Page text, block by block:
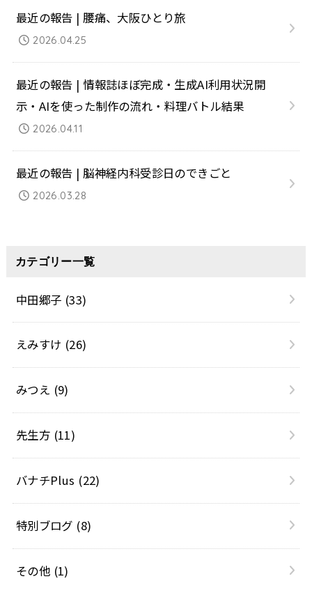
最近の報告 | 腰痛、大阪ひとり旅
2026.04.25
最近の報告 | 情報誌ほぼ完成・生成AI利用状況開
示・AIを使った制作の流れ・料理バトル結果
2026.04.11
最近の報告 | 脳神経内科受診日のできごと
2026.03.28
カテゴリー一覧
中田郷子 (33)
えみすけ (26)
みつえ (9)
先生方 (11)
バナチPlus (22)
特別ブログ (8)
その他 (1)